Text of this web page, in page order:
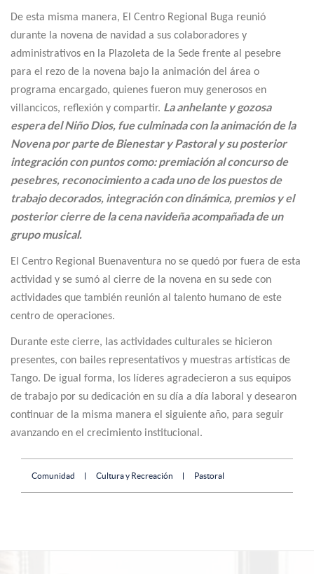
De esta misma manera, El Centro Regional Buga reunió
durante la novena de navidad a sus colaboradores y
administrativos en la Plazoleta de la Sede frente al pesebre
para el rezo de la novena bajo la animación del área o
programa encargado, quienes fueron muy generosos en
villancicos, reflexión y compartir. La anhelante y gozosa
espera del Niño Dios, fue culminada con la animación de la
Novena por parte de Bienestar y Pastoral y su posterior
integración con puntos como: premiación al concurso de
pesebres, reconocimiento a cada uno de los puestos de
trabajo decorados, integración con dinámica, premios y el
posterior cierre de la cena navideña acompañada de un
grupo musical.
El Centro Regional Buenaventura no se quedó por fuera de esta
actividad y se sumó al cierre de la novena en su sede con
actividades que también reunión al talento humano de este
centro de operaciones.
Durante este cierre, las actividades culturales se hicieron
presentes, con bailes representativos y muestras artísticas de
Tango. De igual forma, los líderes agradecieron a sus equipos
de trabajo por su dedicación en su día a día laboral y desearon
continuar de la misma manera el siguiente año, para seguir
avanzando en el crecimiento institucional.
Comunidad Cultura y Recreación Pastoral